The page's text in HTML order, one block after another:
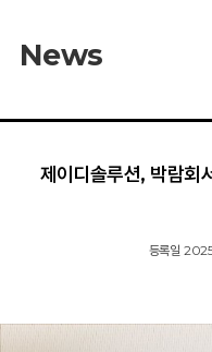
News
제이디솔루션, 박람회
등록일